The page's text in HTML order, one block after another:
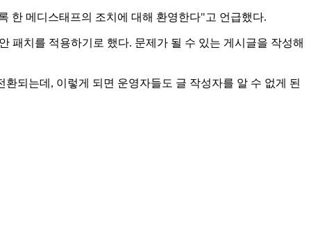
한 메디스태프의 조치에 대해 환영한다"고 언급했다.
패치를 적용하기로 했다. 문제가 될 수 있는 게시글을 작성해
되는데, 이렇게 되면 운영자들도 글 작성자를 알 수 없게 된